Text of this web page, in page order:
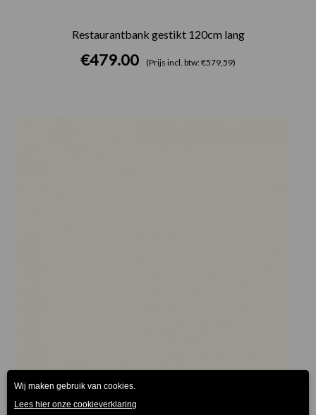
Restaurantbank gestikt 120cm lang
€479.00 (Prijs incl. btw: €579,59)
Melamine tafelblad wit 25mm